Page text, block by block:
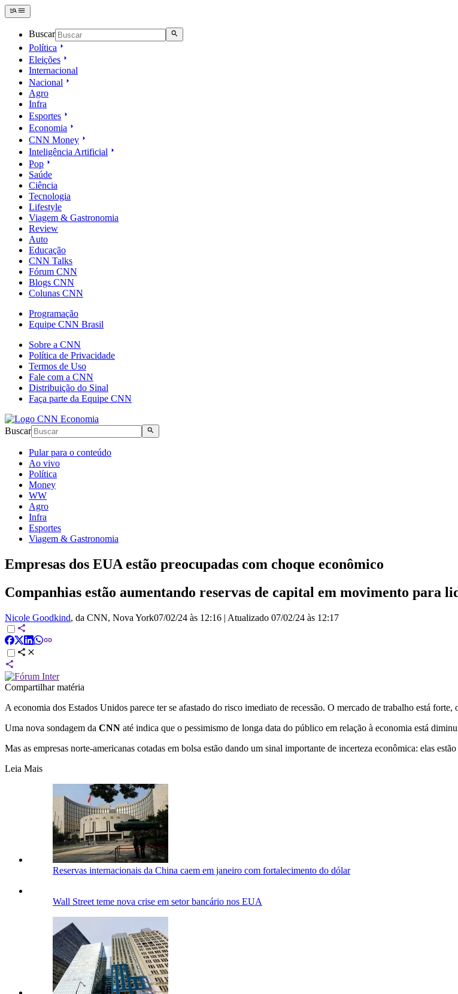
Buscar
Política
Eleições
Internacional
Nacional
Agro
Infra
Esportes
Economia
CNN Money
Inteligência Artificial
Pop
Saúde
Ciência
Tecnologia
Lifestyle
Viagem & Gastronomia
Review
Auto
Educação
CNN Talks
Fórum CNN
Blogs CNN
Colunas CNN
Programação
Equipe CNN Brasil
Sobre a CNN
Política de Privacidade
Termos de Uso
Fale com a CNN
Distribuição do Sinal
Faça parte da Equipe CNN
Buscar
Pular para o conteúdo
Ao vivo
Política
Money
WW
Agro
Infra
Esportes
Viagem & Gastronomia
Empresas dos EUA estão preocupadas com choque econômico
Companhias estão aumentando reservas de capital em movimento para
Nicole Goodkind, da CNN, Nova York07/02/24 às 12:16 | Atualizado 07/02/24 às 12:17
Compartilhar matéria
A economia dos Estados Unidos parece ter se afastado do risco imediato de recessão. O mercado de trabalho está
Uma nova sondagem da CNN até indica que o pessimismo de longa data do público em relação à economia está
Mas as empresas norte-americanas cotadas em bolsa estão dando um sinal importante de incerteza econômica: elas
Leia Mais
Reservas internacionais da China caem em janeiro com fortalecimento do dólar
Wall Street teme nova crise em setor bancário nos EUA